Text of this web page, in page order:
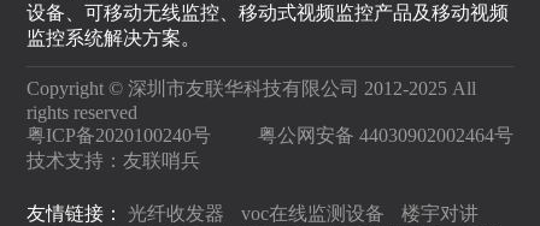
设备、可移动无线监控、移动式视频监控产品及移动视频
监控系统解决方案。
Copyright © 深圳市友联华科技有限公司 2012-2025 All
rights reserved
粤ICP备2020100240号
粤公网安备 44030902002464号
技术支持：友联哨兵
友情链接： 光纤收发器 voc在线监测设备
楼宇对讲